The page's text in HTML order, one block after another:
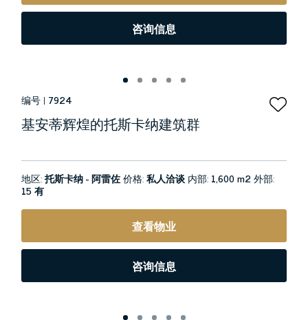
咨询信息
编号 | 7924
基安蒂辉煌的托斯卡纳建筑群
地区:托斯卡纳 - 阿雷佐价格:私人洽谈 内部: 1,600 m2外部:
15 有
查看物业
咨询信息